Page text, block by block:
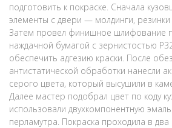
подготовить к покраске. Сначала
элементы с двери — молдинги, резинки
Затем провел финишное шлифование
наждачной бумагой с зернистостью
обеспечить адгезию краски. После
антистатической обработки нанесли
серого цвета, который высушили в
Далее мастер подобрал цвет по коду
использовали двухкомпонентную
перламутра. Покраска проходила в два